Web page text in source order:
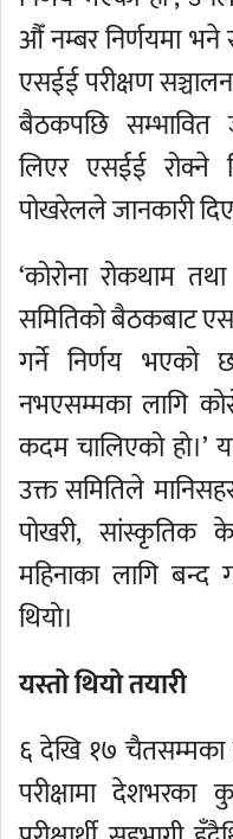
औँ नम्बर निर्णयमा
एसईई परीक्षण
बैठकपछि सम्भावित
लिएर एसईई रोक्ने
पोखरेलले जानकारी
‘कोरोना रोकथाम
समितिको बैठकबाट
गर्ने निर्णय भएको
नभएसम्मका लागि
कदम चालिएको
उक्त समितिले
पोखरी, सांस्कृतिक
महिनाका लागि बन्द
थियो।
यस्तो थियो तयारी
६ देखि १७ चैतसम्मका
परीक्षामा